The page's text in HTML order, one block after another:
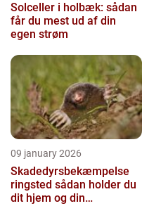
Solceller i holbæk: sådan
får du mest ud af din
egen strøm
09 january 2026
Skadedyrsbekæmpelse
ringsted sådan holder du
dit hjem og din